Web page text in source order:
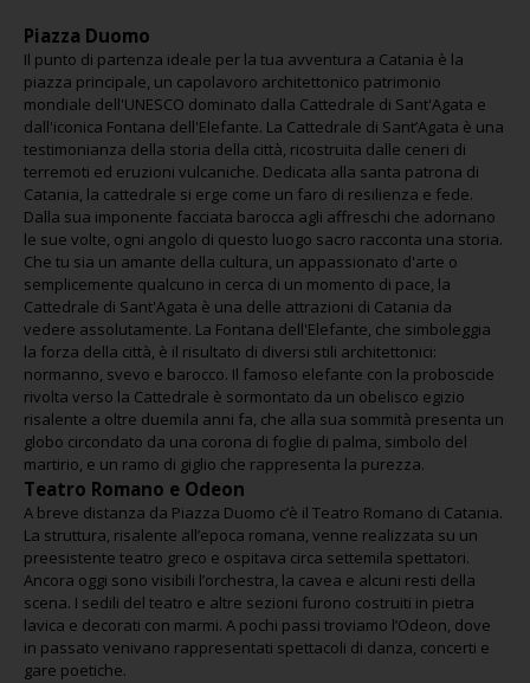
Piazza Duomo
Il punto di partenza ideale per la tua avventura a Catania è la
piazza principale, un capolavoro architettonico patrimonio
mondiale dell'UNESCO dominato dalla Cattedrale di Sant'Agata e
dall'iconica Fontana dell'Elefante. La Cattedrale di Sant’Agata è una
testimonianza della storia della città, ricostruita dalle ceneri di
terremoti ed eruzioni vulcaniche. Dedicata alla santa patrona di
Catania, la cattedrale si erge come un faro di resilienza e fede.
Dalla sua imponente facciata barocca agli affreschi che adornano
le sue volte, ogni angolo di questo luogo sacro racconta una storia.
Che tu sia un amante della cultura, un appassionato d'arte o
semplicemente qualcuno in cerca di un momento di pace, la
Cattedrale di Sant'Agata è una delle attrazioni di Catania da
vedere assolutamente. La Fontana dell'Elefante, che simboleggia
la forza della città, è il risultato di diversi stili architettonici:
normanno, svevo e barocco. Il famoso elefante con la proboscide
rivolta verso la Cattedrale è sormontato da un obelisco egizio
risalente a oltre duemila anni fa, che alla sua sommità presenta un
globo circondato da una corona di foglie di palma, simbolo del
martirio, e un ramo di giglio che rappresenta la purezza.
Teatro Romano e Odeon
A breve distanza da Piazza Duomo c’è il Teatro Romano di Catania.
La struttura, risalente all’epoca romana, venne realizzata su un
preesistente teatro greco e ospitava circa settemila spettatori.
Ancora oggi sono visibili l’orchestra, la cavea e alcuni resti della
scena. I sedili del teatro e altre sezioni furono costruiti in pietra
lavica e decorati con marmi. A pochi passi troviamo l’Odeon, dove
in passato venivano rappresentati spettacoli di danza, concerti e
gare poetiche.